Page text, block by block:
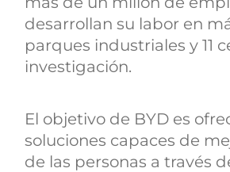
desarrollan su labor en
parques industriales y 11
investigación.
El objetivo de BYD es
soluciones capaces de
de las personas a través